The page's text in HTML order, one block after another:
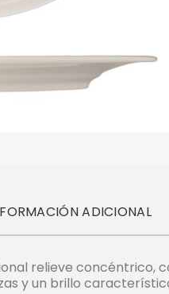
ADICIONAL
relieve
y un brillo